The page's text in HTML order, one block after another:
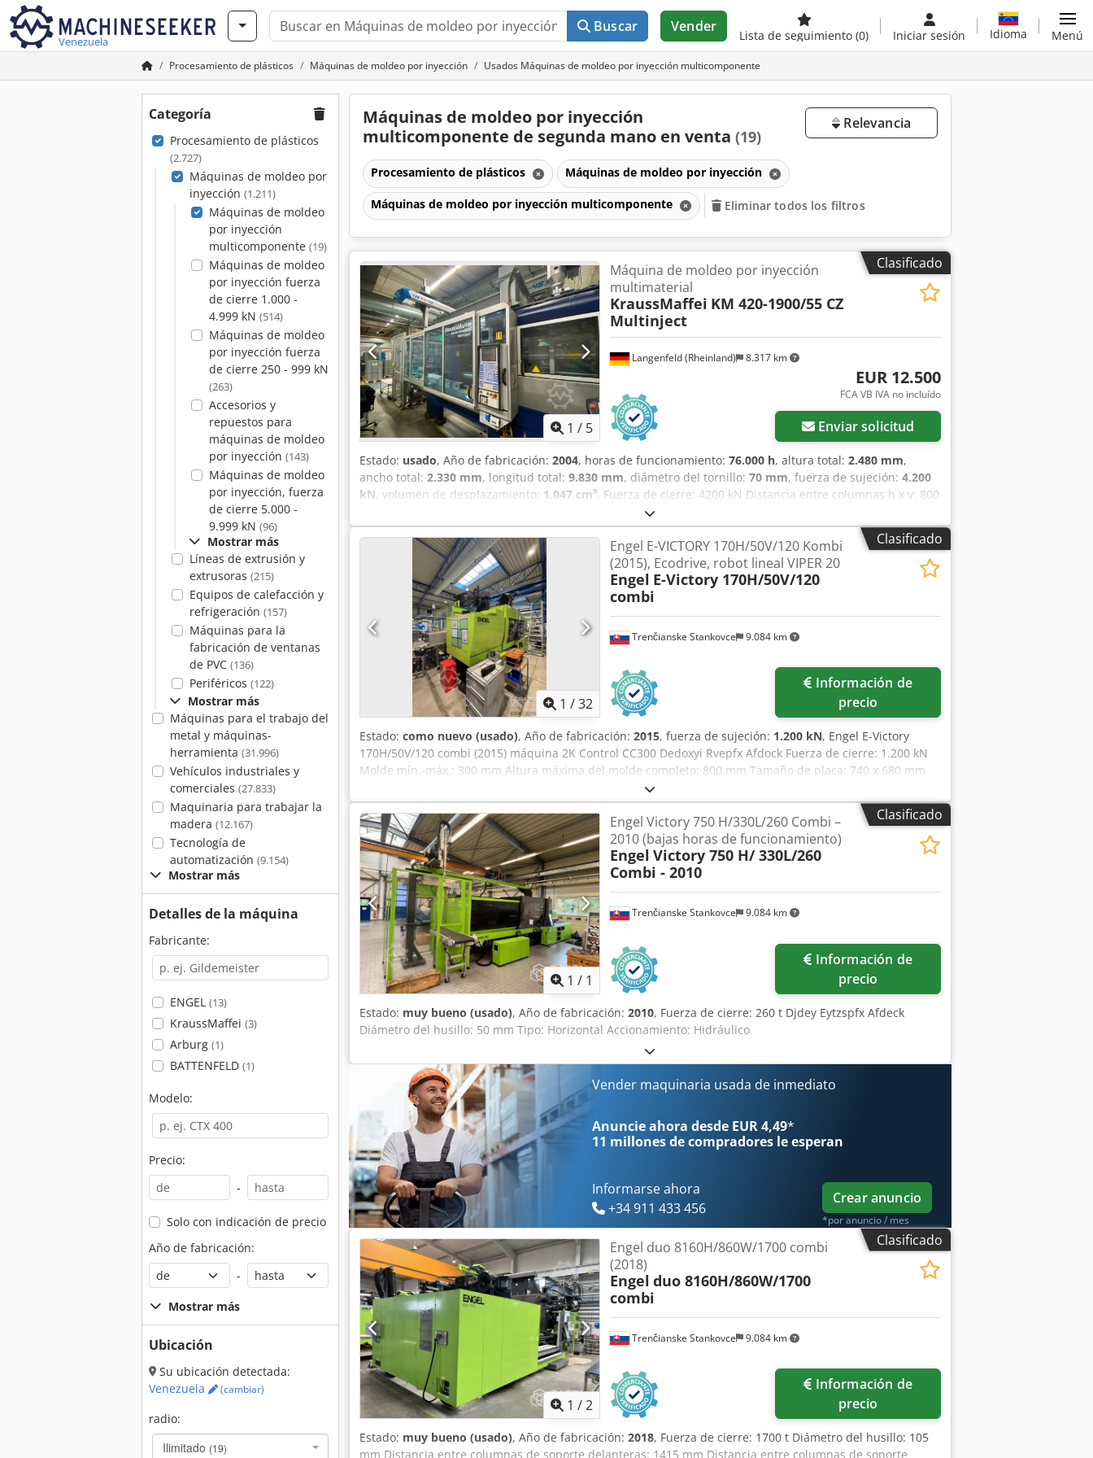
Venezuela
Buscar Vender
Lista de seguimiento (0) Iniciar sesión Idioma Menú
Procesamiento de plásticos Máquinas de moldeo por inyección Usados Máquinas de moldeo por inyección multicomponente
Categoría
Procesamiento de plásticos
(2.727)
Máquinas de moldeo por
inyección (1.211)
Máquinas de moldeo
por inyección
multicomponente (19)
Máquinas de moldeo
por inyección fuerza
de cierre 1.000 -
4.999 kN (514)
Máquinas de moldeo
por inyección fuerza
de cierre 250 - 999 kN
(263)
Accesorios y
repuestos para
máquinas de moldeo
por inyección (143)
Máquinas de moldeo
por inyección, fuerza
de cierre 5.000 -
9.999 kN (96)
Mostrar más
Líneas de extrusión y
extrusoras (215)
Equipos de calefacción y
refrigeración (157)
Máquinas para la
fabricación de ventanas
de PVC (136)
Periféricos (122)
Mostrar más
Máquinas para el trabajo del
metal y máquinas-
herramienta (31.996)
Vehículos industriales y
comerciales (27.833)
Maquinaria para trabajar la
madera (12.167)
Tecnología de
automatización (9.154)
Mostrar más
Detalles de la máquina
Fabricante:
ENGEL (13)
KraussMaffei (3)
Arburg (1)
BATTENFELD (1)
Modelo:
Precio:
-
Solo con indicación de precio
Año de fabricación:
-
Mostrar más
Ubicación
Su ubicación detectada:
Venezuela
(cambiar)
radio:
Ilimitado (19)
Máquinas de moldeo por inyección
multicomponente de segunda mano en venta (19)
Relevancia
Procesamiento de plásticos Máquinas de moldeo por inyección
Máquinas de moldeo por inyección multicomponente Eliminar todos los filtros
Clasificado
1 / 5
Langenfeld (Rheinland) 8.317 km
Máquina de moldeo por inyección
multimaterial
KraussMaffei KM 420-1900/55 CZ
Multinject
EUR 12.500
FCA VB IVA no incluído
Enviar solicitud
Estado: usado, Año de fabricación: 2004, horas de funcionamiento: 76.000 h, altura total: 2.480 mm,
ancho total: 2.330 mm, longitud total: 9.830 mm, diámetro del tornillo: 70 mm, fuerza de sujeción: 4.200
kN, volumen de desplazamiento: 1.047 cm³, Fuerza de cierre: 4200 kN Distancia entre columnas h x v: 800
x 800 mm Tamaño de platina h x v: 1270 x 1200 mm Altura mínima de instalación: 380 mm Distancia
máxima entre platinas: 1400 mm Carrera de apertura: 1020 mm Diámetro de husillo: 70 mm Volumen de
inyección: 1047 ccm Presión de inyección: 1778 bar 2.º agregado 55 con ø 22 Presión de inyección: 1674
bar Volumen: 30 cm³ Distancia entre unidades plastificadoras 1 a 2: 300 mm (configuración en tándem /
posición Z) Equipamiento Pantalla en alemán Extracción de núcleo hidráulica 6x Máquina sin sistema de
manipulación Dcedozgt Npspfx Afdek Máquina sin tolva de material Elementos de nivelación
Calentamiento del molde 16x Máquina de moldeo por inyección de dos componentes Dimensiones de la
máquina LxAnxAl: 9,83 m x 2,33 m x 2,48 m Peso total: 23090 KG
Clasificado
1 /32
Trenčianske Stankovce 9.084 km
Engel E-VICTORY 170H/50V/120 Kombi
(2015), Ecodrive, robot lineal VIPER 20
Engel E-Victory 170H/50V/120
combi
precio
Estado: como nuevo (usado), Año de fabricación: 2015, fuerza de sujeción: 1.200 kN, Engel E-Victory
170H/50V/120 combi (2015) máquina 2K Control CC300 Dedoxyi Rvepfx Afdock Fuerza de cierre: 1.200 kN
Molde mín.-máx.: 300 mm Altura máxima del molde completo: 800 mm Tamaño de placa: 740 x 680 mm
Apertura del recorrido: 505 mm Carrera del expulsor: 130 mm Fuerza del expulsor: 39,8 kN Potencia de
accionamiento de la bomba: 15 kW Unidad de inyección 1 Diámetro del husillo: 25 mm Volumen máximo
de dosificación: 59 cm³ Velocidad máxima del husillo: 400 rpm Rango de inyección: 109 cm³/s Presión
específica de inyección: 2.400 bar Unidad de inyección 2 Diámetro del husillo: 20 mm Volumen máximo de
dosificación: 25 cm³ Velocidad máxima del husillo: 450 rpm Velocidad de inyección: 104 cm³/s Presión
específica de inyección: 2.400 bar Máquina con cinta transportadora. Horas de trabajo: 41.427 h Es
posible adquirir el robot lineal Engel VIPER 20 (Z=3320mm)
Clasificado
1 / 1
Trenčianske Stankovce 9.084 km
Engel Victory 750 H/330L/260 Combi –
2010 (bajas horas de funcionamiento)
Engel Victory 750 H/ 330L/260
Combi - 2010
precio
Estado: muy bueno (usado), Año de fabricación: 2010, Fuerza de cierre: 260 t Djdey Eytzspfx Afdeck
Diámetro del husillo: 50 mm Tipo: Horizontal Accionamiento: Hidráulico
Vender maquinaria usada de inmediato
Anuncie ahora desde EUR 4,49*
11 millones de compradores le esperan
Informarse ahora
+34 911 433 456
Crear anuncio
*por anuncio / mes
Clasificado
Pedir más fotos
1 /2
Trenčianske Stankovce 9.084 km
Engel duo 8160H/860W/1700 combi
(2018)
Engel duo 8160H/860W/1700
combi
precio
Estado: muy bueno (usado), Año de fabricación: 2018, Fuerza de cierre: 1700 t Diámetro del husillo: 105
mm Distancia entre columnas de soporte delanteras: 1415 mm Distancia entre columnas de soporte